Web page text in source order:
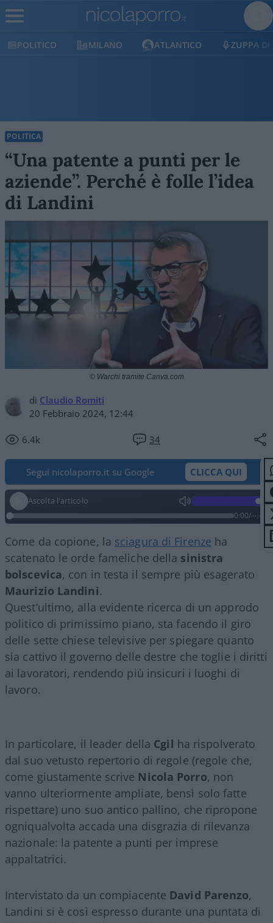
POLITICO MILANO ATLANTICO ZUPPA DI
POLITICA
“Una patente a punti per le
aziende”. Perché è folle l’idea
di Landini
di Claudio Romiti
20 Febbraio 2024, 12:44
6.4k 34
© Warchi tramite Canva.com
Segui nicolaporro.it su Google CLICCA QUI
Ascolta l'articolo
0:00/--:--
Come da copione, la sciagura di Firenze ha
scatenato le orde fameliche della sinistra
bolscevica, con in testa il sempre più esagerato
Maurizio Landini.
Quest’ultimo, alla evidente ricerca di un approdo
politico di primissimo piano, sta facendo il giro
delle sette chiese televisive per spiegare quanto
sia cattivo il governo delle destre che toglie i diritti
ai lavoratori, rendendo più insicuri i luoghi di
lavoro.
In particolare, il leader della Cgil ha rispolverato
dal suo vetusto repertorio di regole (regole che,
come giustamente scrive Nicola Porro, non
vanno ulteriormente ampliate, bensì solo fatte
rispettare) uno suo antico pallino, che ripropone
ogniqualvolta accada una disgrazia di rilevanza
nazionale: la patente a punti per imprese
appaltatrici.
Intervistato da un compiacente David Parenzo,
Landini si è così espresso durante una puntata di